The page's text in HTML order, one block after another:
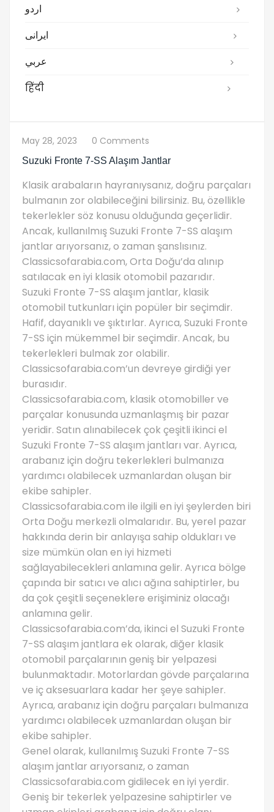
اردو
ایرانی
عربي
हिंदी
May 28, 2023 0 Comments
Suzuki Fronte 7-SS Alaşım Jantlar
Klasik arabaların hayranıysanız, doğru parçaları
bulmanın zor olabileceğini bilirsiniz. Bu, özellikle
tekerlekler söz konusu olduğunda geçerlidir.
Ancak, kullanılmış Suzuki Fronte 7-SS alaşım
jantlar arıyorsanız, o zaman şanslısınız.
Classicsofarabia.com, Orta Doğu’da alınıp
satılacak en iyi klasik otomobil pazarıdır.
Suzuki Fronte 7-SS alaşım jantlar, klasik
otomobil tutkunları için popüler bir seçimdir.
Hafif, dayanıklı ve şıktırlar. Ayrıca, Suzuki Fronte
7-SS için mükemmel bir seçimdir. Ancak, bu
tekerlekleri bulmak zor olabilir.
Classicsofarabia.com’un devreye girdiği yer
burasıdır.
Classicsofarabia.com, klasik otomobiller ve
parçalar konusunda uzmanlaşmış bir pazar
yeridir. Satın alınabilecek çok çeşitli ikinci el
Suzuki Fronte 7-SS alaşım jantları var. Ayrıca,
arabanız için doğru tekerlekleri bulmanıza
yardımcı olabilecek uzmanlardan oluşan bir
ekibe sahipler.
Classicsofarabia.com ile ilgili en iyi şeylerden biri
Orta Doğu merkezli olmalarıdır. Bu, yerel pazar
hakkında derin bir anlayışa sahip oldukları ve
size mümkün olan en iyi hizmeti
sağlayabilecekleri anlamına gelir. Ayrıca bölge
çapında bir satıcı ve alıcı ağına sahiptirler, bu
da çok çeşitli seçeneklere erişiminiz olacağı
anlamına gelir.
Classicsofarabia.com’da, ikinci el Suzuki Fronte
7-SS alaşım jantlara ek olarak, diğer klasik
otomobil parçalarının geniş bir yelpazesi
bulunmaktadır. Motorlardan gövde parçalarına
ve iç aksesuarlara kadar her şeye sahipler.
Ayrıca, arabanız için doğru parçaları bulmanıza
yardımcı olabilecek uzmanlardan oluşan bir
ekibe sahipler.
Genel olarak, kullanılmış Suzuki Fronte 7-SS
alaşım jantlar arıyorsanız, o zaman
Classicsofarabia.com gidilecek en iyi yerdir.
Geniş bir tekerlek yelpazesine sahiptirler ve